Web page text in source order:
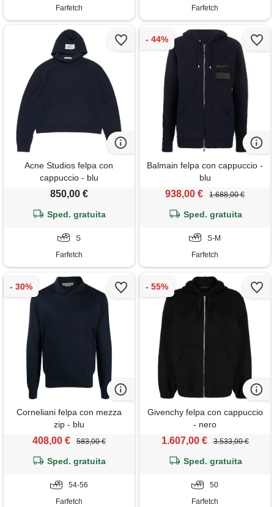
Farfetch Farfetch
Acne Studios felpa con
cappuccio - blu
850,00 €
Sped. gratuita
S
Farfetch
Balmain felpa con cappuccio -
blu
938,00 € 1.688,00 €
Sped. gratuita
S-M
Farfetch
Corneliani felpa con mezza
zip - blu
408,00 € 583,00 €
Sped. gratuita
54-56
Farfetch
Givenchy felpa con cappuccio
- nero
1.607,00 € 3.533,00 €
Sped. gratuita
50
Farfetch